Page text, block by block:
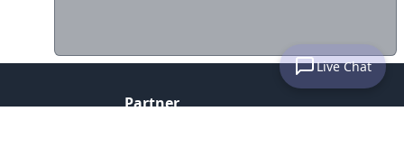
Live Chat
Partner